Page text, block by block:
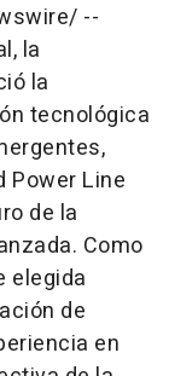
--
la
la
tecnológica
Power Line
de la
Como
elegida
de
en